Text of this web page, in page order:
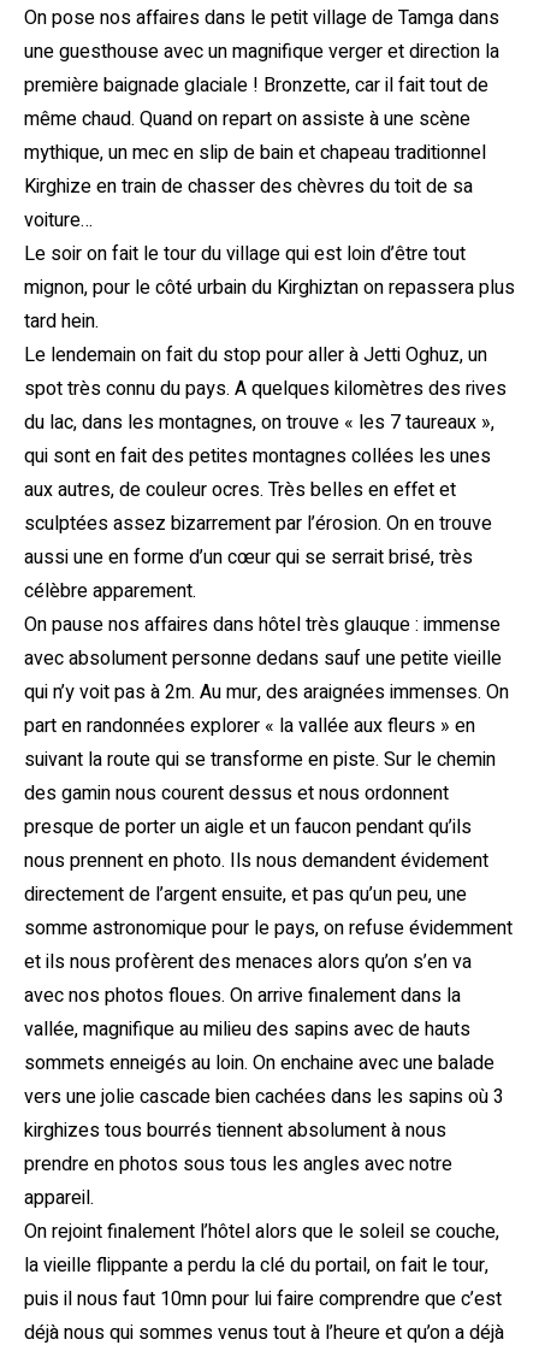
On pose nos affaires dans le petit village de Tamga dans
une guesthouse avec un magnifique verger et direction la
première baignade glaciale ! Bronzette, car il fait tout de
même chaud. Quand on repart on assiste à une scène
mythique, un mec en slip de bain et chapeau traditionnel
Kirghize en train de chasser des chèvres du toit de sa
voiture…
Le soir on fait le tour du village qui est loin d’être tout
mignon, pour le côté urbain du Kirghiztan on repassera plus
tard hein.
Le lendemain on fait du stop pour aller à Jetti Oghuz, un
spot très connu du pays. A quelques kilomètres des rives
du lac, dans les montagnes, on trouve « les 7 taureaux »,
qui sont en fait des petites montagnes collées les unes
aux autres, de couleur ocres. Très belles en effet et
sculptées assez bizarrement par l’érosion. On en trouve
aussi une en forme d’un cœur qui se serrait brisé, très
célèbre apparement.
On pause nos affaires dans hôtel très glauque : immense
avec absolument personne dedans sauf une petite vieille
qui n’y voit pas à 2m. Au mur, des araignées immenses. On
part en randonnées explorer « la vallée aux fleurs » en
suivant la route qui se transforme en piste. Sur le chemin
des gamin nous courent dessus et nous ordonnent
presque de porter un aigle et un faucon pendant qu’ils
nous prennent en photo. Ils nous demandent évidement
directement de l’argent ensuite, et pas qu’un peu, une
somme astronomique pour le pays, on refuse évidemment
et ils nous profèrent des menaces alors qu’on s’en va
avec nos photos floues. On arrive finalement dans la
vallée, magnifique au milieu des sapins avec de hauts
sommets enneigés au loin. On enchaine avec une balade
vers une jolie cascade bien cachées dans les sapins où 3
kirghizes tous bourrés tiennent absolument à nous
prendre en photos sous tous les angles avec notre
appareil.
On rejoint finalement l’hôtel alors que le soleil se couche,
la vieille flippante a perdu la clé du portail, on fait le tour,
puis il nous faut 10mn pour lui faire comprendre que c’est
déjà nous qui sommes venus tout à l’heure et qu’on a déjà